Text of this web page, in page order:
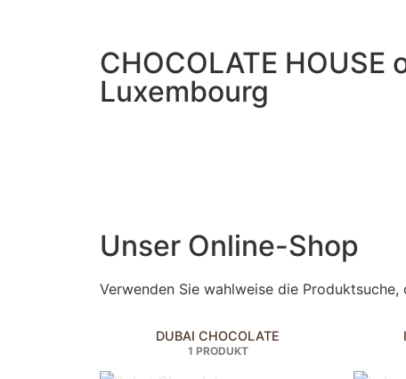
CHOCOLATE HOUSE
Luxembourg
Unser Online-Shop
Verwenden Sie wahlweise die
DUBAI CHOCOLATE
1 PRODUKT